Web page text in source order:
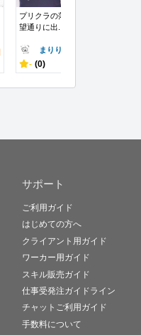
プリクラの落書きを希
望通りに出...
まりりゆ
- (0)
サポート
ご利用ガイド
はじめての方へ
クライアント用ガイド
ワーカー用ガイド
スキル販売ガイド
仕事受発注ガイドライン
チャットご利用ガイド
手数料について